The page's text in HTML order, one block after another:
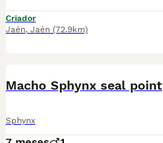
Criador
Jaén, Jaén (72.9km)
Macho Sphynx seal point
Sphynx